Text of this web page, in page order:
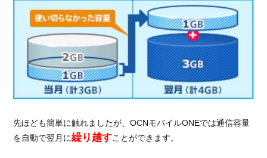
先ほども簡単に触れましたが、OCNモバイルONEでは通信容量
を自動で翌月に繰り越すことができます。